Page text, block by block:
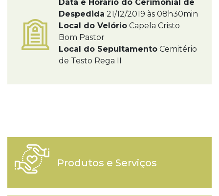
Data e Horário do Cerimonial de
Despedida 21/12/2019 às 08h30min
Local do Velório Capela Cristo
Bom Pastor
Local do Sepultamento Cemitério
de Testo Rega II
Produtos e Serviços